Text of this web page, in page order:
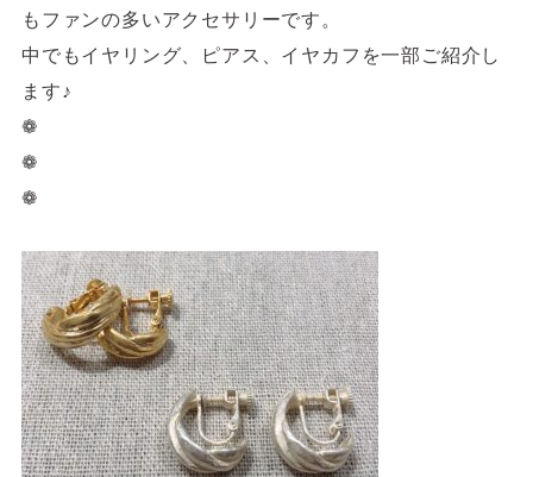
営業時間 10:00 ~ 23:00
もファンの多いアクセサリーです。
中でもイヤリング、ピアス、イヤカフを一部ご紹介し
ます♪
❁
❁
❁